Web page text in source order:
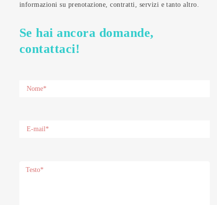
informazioni su prenotazione, contratti, servizi e tanto altro.
Se hai ancora domande,
contattaci!